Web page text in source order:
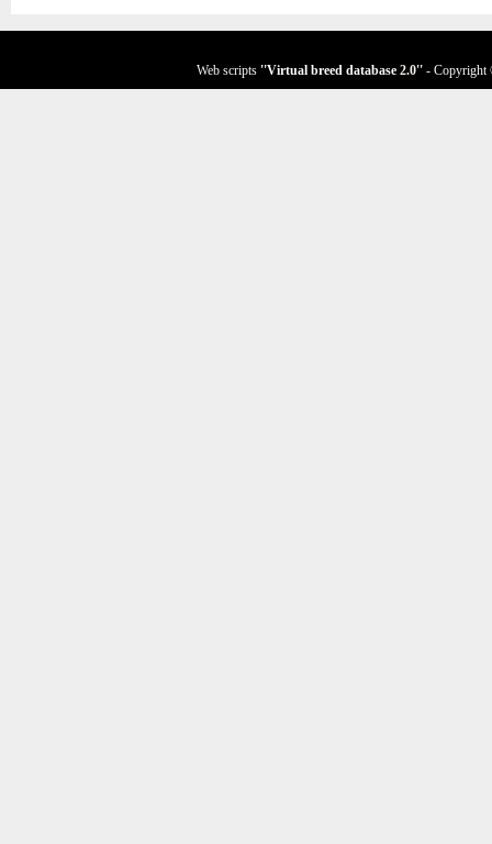
Web scripts ''Virtual breed database 2.0'' - Copyright